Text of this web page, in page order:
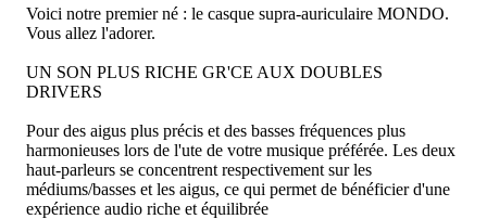
Voici notre premier né : le casque supra-auriculaire MONDO.
Vous allez l'adorer.
UN SON PLUS RICHE GR'CE AUX DOUBLES
DRIVERS
Pour des aigus plus précis et des basses fréquences plus
harmonieuses lors de l'ute de votre musique préférée. Les deux
haut-parleurs se concentrent respectivement sur les
médiums/basses et les aigus, ce qui permet de bénéficier d'une
expérience audio riche et équilibrée